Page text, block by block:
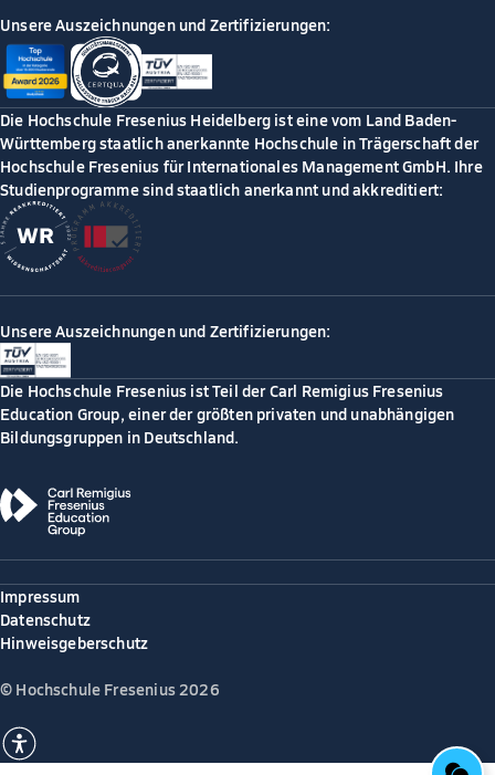
Unsere Auszeichnungen und Zertifizierungen:
Die Hochschule Fresenius Heidelberg ist eine vom Land Baden-
Württemberg staatlich anerkannte Hochschule in Trägerschaft der
Hochschule Fresenius für Internationales Management GmbH. Ihre
Studienprogramme sind staatlich anerkannt und akkreditiert:
Unsere Auszeichnungen und Zertifizierungen:
Die Hochschule Fresenius ist Teil der Carl Remigius Fresenius
Education Group, einer der größten privaten und unabhängigen
Bildungsgruppen in Deutschland.
Impressum
Datenschutz
Hinweisgeberschutz
© Hochschule Fresenius 2026